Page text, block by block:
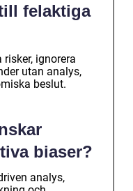
felaktiga
ignorera
utan analys,
beslut.
biaser?
analys,